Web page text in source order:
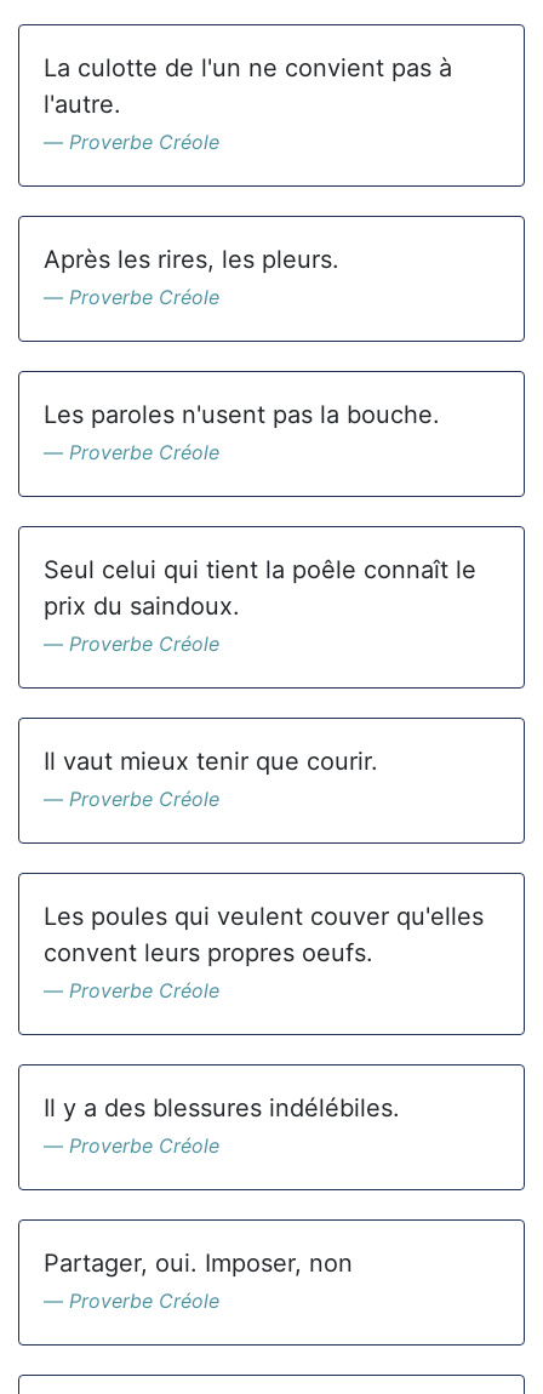
La culotte de l'un ne convient pas à
l'autre.
Proverbe Créole
Après les rires, les pleurs.
Proverbe Créole
Les paroles n'usent pas la bouche.
Proverbe Créole
Seul celui qui tient la poêle connaît le
prix du saindoux.
Proverbe Créole
Il vaut mieux tenir que courir.
Proverbe Créole
Les poules qui veulent couver qu'elles
convent leurs propres oeufs.
Proverbe Créole
Il y a des blessures indélébiles.
Proverbe Créole
Partager, oui. Imposer, non
Proverbe Créole